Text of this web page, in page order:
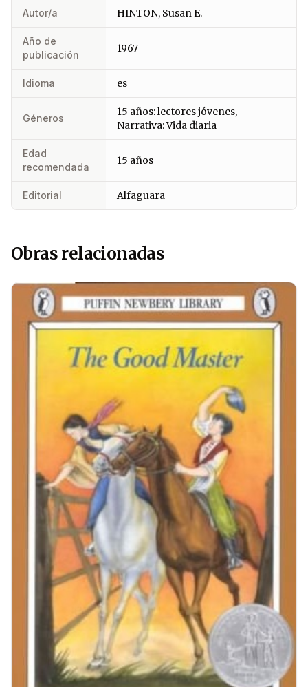
Autor/a HINTON, Susan E.
Año de
publicación
1967
Idioma es
Géneros
15 años: lectores jóvenes,
Narrativa: Vida diaria
Edad
recomendada
15 años
Editorial Alfaguara
Obras relacionadas